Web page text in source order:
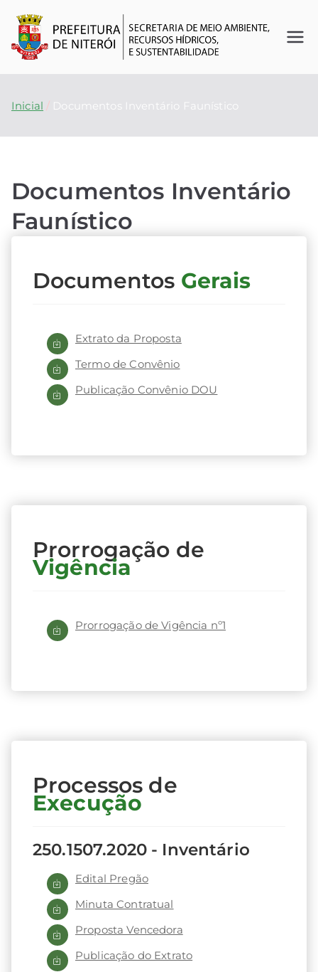
Se
et
ia
d
m
bi
e
Inicial Documentos Inventário Faunístico
Documentos Inventário
Faunístico
Documentos Gerais
Extrato da Proposta
Termo de Convênio
Publicação Convênio DOU
Prorrogação de
Vigência
Prorrogação de Vigência nº1
Processos de
Execução
250.1507.2020 - Inventário
Edital Pregão
Minuta Contratual
Proposta Vencedora
Publicação do Extrato